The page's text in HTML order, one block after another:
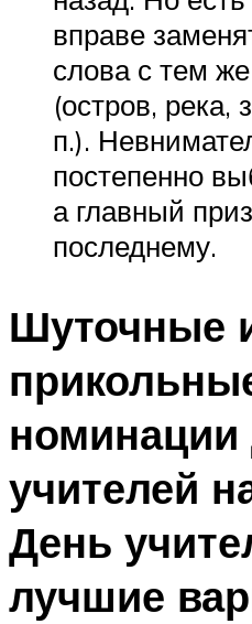
вправе
слова с тем
(остров, река,
п.).
постепенно
а главный
последнему.
Шуточные
номинации
учителей
День
лучшие